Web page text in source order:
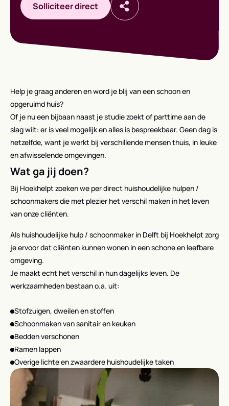
Solliciteer direct
Help je graag anderen en word je blij van een schoon en
opgeruimd huis?
Of je nu een bijbaan naast je studie zoekt of parttime aan de
slag wilt: er is veel mogelijk en alles is bespreekbaar. Geen dag is
hetzelfde, want je werkt bij verschillende mensen thuis, in leuke
en afwisselende omgevingen.
Wat ga jij doen?
Bij Hoekhelpt zoeken we per direct huishoudelijke hulpen /
schoonmakers die met plezier het verschil maken in het leven
van onze cliënten.
Als huishoudelijke hulp / schoonmaker in Delft bij Hoekhelpt zorg
je ervoor dat cliënten kunnen wonen in een schone en leefbare
omgeving.
Je maakt echt het verschil in hun dagelijks leven. De
werkzaamheden bestaan o.a. uit:
Stofzuigen, dweilen en stoffen
Schoonmaken van sanitair en keuken
Bedden verschonen
Ramen lappen
Overige lichte en zwaardere huishoudelijke taken